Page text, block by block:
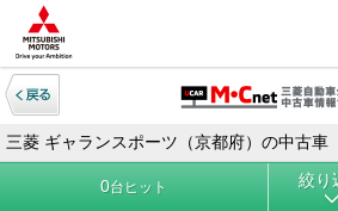
三菱 ギャランスポーツ（京都府）の中古車
0台ヒット 絞り